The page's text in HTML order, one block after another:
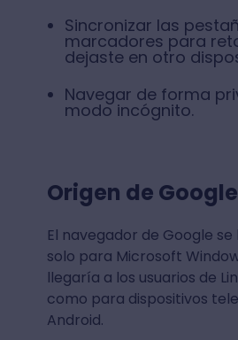
Sincronizar las
marcadores para
dejaste en otro
Navegar de forma
modo incógnito.
Origen de
El navegador de Google
solo para Microsoft
llegaría a los usuarios de
como para dispositivos
Android.